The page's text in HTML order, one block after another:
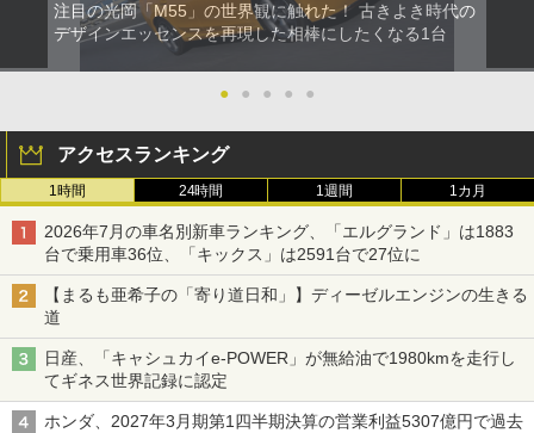
注目の光岡「M55」の世界観に触れた！ 古きよき時代の
デザインエッセンスを再現した相棒にしたくなる1台
● ● ● ● ●
アクセスランキング
1時間 24時間 1週間 1カ月
2026年7月の車名別新車ランキング、「エルグランド」は1883
台で乗用車36位、「キックス」は2591台で27位に
【まるも亜希子の「寄り道日和」】ディーゼルエンジンの生きる
道
日産、「キャシュカイe-POWER」が無給油で1980kmを走行し
てギネス世界記録に認定
ホンダ、2027年3月期第1四半期決算の営業利益5307億円で過去